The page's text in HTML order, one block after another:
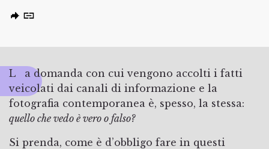
La domanda con cui vengono accolti i fatti
veicolati dai canali di informazione e la
fotografia contemporanea è, spesso, la stessa:
quello che vedo è vero o falso?
Si prenda, come è d’obbligo fare in questi